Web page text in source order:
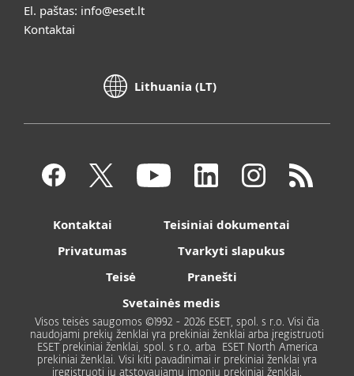
El. paštas: info@eset.lt
Kontaktai
Lithuania (LT)
Kontaktai
Teisiniai dokumentai
Privatumas
Tvarkyti slapukus
Teisė
Pranešti
Svetainės medis
Visos teisės saugomos ©1992 - 2026 ESET, spol. s r.o. Visi čia
naudojami prekių ženklai yra prekiniai ženklai arba įregistruoti
ESET prekiniai ženklai, spol. s r.o. arba ESET North America
prekiniai ženklai. Visi kiti pavadinimai ir prekiniai ženklai yra
įregistruoti jų atstovaujamų įmonių prekiniai ženklai.